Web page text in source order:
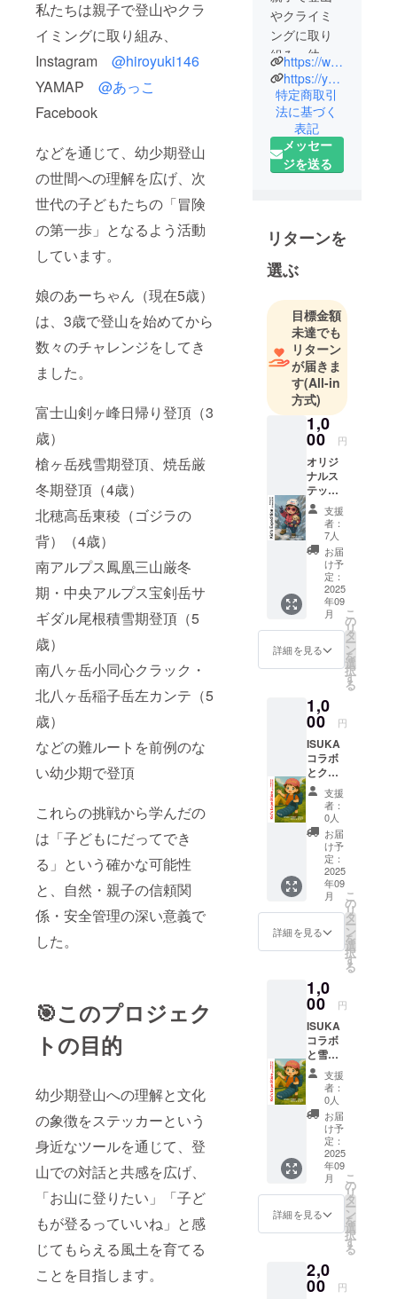
私たちは親子で登山やクラ
イミングに取り組み、
Instagram @hiroyuki146
YAMAP @あっこ
Facebook
などを通じて、幼少期登山
の世間への理解を広げ、次
世代の子どもたちの「冒険
の第一歩」となるよう活動
しています。
娘のあーちゃん（現在5歳）
は、3歳で登山を始めてから
数々のチャレンジをしてき
ました。
富士山剣ヶ峰日帰り登頂（3
歳）
槍ヶ岳残雪期登頂、焼岳厳
冬期登頂（4歳）
北穂高岳東稜（ゴジラの
背）（4歳）
南アルプス鳳凰三山厳冬
期・中央アルプス宝剣岳サ
ギダル尾根積雪期登頂（5
歳）
南八ヶ岳小同心クラック・
北八ヶ岳稲子岳左カンテ（5
歳）
などの難ルートを前例のな
い幼少期で登頂
これらの挑戦から学んだの
は「子どもにだってでき
る」という確かな可能性
と、自然・親子の信頼関
係・安全管理の深い意義で
した。
🎯このプロジェク
トの目的
幼少期登山への理解と文化
の象徴をステッカーという
身近なツールを通じて、登
山での対話と共感を広げ、
「お山に登りたい」「子ど
もが登るっていいね」と感
じてもらえる風土を育てる
ことを目指します。
やクライミ
ングに取り
組み、幼少
期登山の世
間への理解
を広げ、次
世代の子ど
もたちの
「冒険の第
していま
す。
現在、あー
ですが、ク
ライミング
と雪山が大
好きな女の
子です。
https://www.instagram.com/hiroyuki146?igsh=MTN2c2psZ2J0cDc4Zw==
https://yamap.com/users/47866?fbclid=PAZXh0bgNhZW0CMTEAAaba5jbubeJk8M33oP27MCM3CzabM1goEzRF454Ceyh2Bjq5R-SMIFVi_Bw_aem_7p43ss6lBVhZNhhrqfPZmg
特定商取引
法に基づく
表記
メッセー
ジを送る
リターンを
選ぶ
目標金額
未達でも
リターン
が届きま
す(All-in
方式)
1,0
00 円
オリジ
ナルス
テッ
カー2種
類
（7cm×
８cm）
【お礼
のお手
紙】
あー
ちゃん
のサイ
ン入り
支援
者：
7人
お届
け予
定：
2025
年09
月
詳細を見る
こ
の
リ
タ
ー
ン
を
選
択
す
る
1,0
00 円
ISUKA
コラボ
とクラ
イミン
グス
テッ
カーの2
種類
（7cm×
8cm）
【お礼
のお手
紙】
あー
ちゃん
支援
者：
0人
お届
け予
定：
2025
年09
月
詳細を見る
こ
の
リ
タ
ー
ン
を
選
択
す
る
1,0
00 円
ISUKA
コラボ
と雪山
ステッ
カーの2
種類
（7cm×
8cm）
【お礼
のお手
紙】
あー
ちゃん
のサイ
ン入り
支援
者：
0人
お届
け予
定：
2025
年09
月
詳細を見る
こ
の
リ
タ
ー
ン
を
選
択
す
る
2,0
00 円